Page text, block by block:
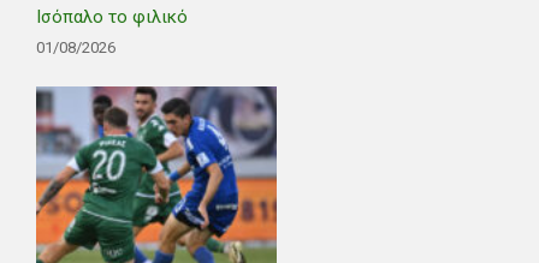
Ισόπαλο το φιλικό
01/08/2026